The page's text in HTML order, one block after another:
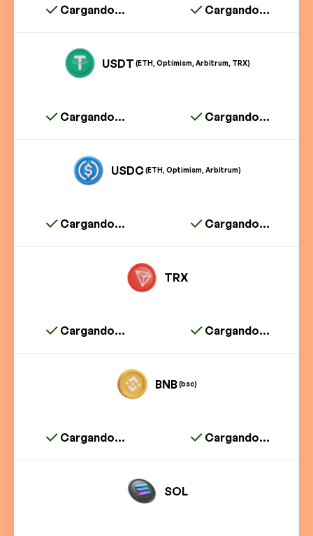
Cargando... Cargando...
USDT (ETH, Optimism, Arbitrum, TRX)
Cargando... Cargando...
USDC(ETH, Optimism, Arbitrum)
Cargando... Cargando...
TRX
Cargando... Cargando...
BNB(bsc)
Cargando... Cargando...
SOL